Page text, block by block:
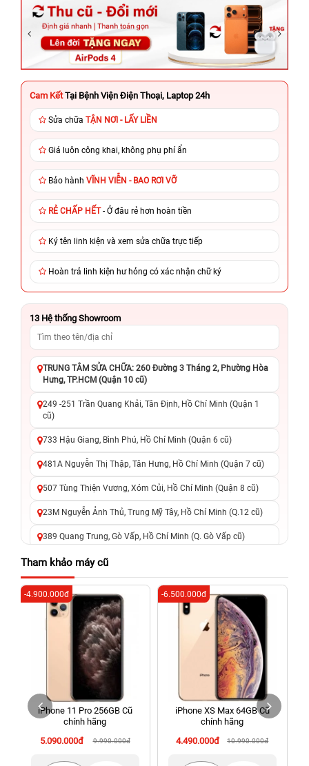
Cam Kết Tại Bệnh Viện Điện Thoại, Laptop 24h
Sửa chữa TẬN NƠI - LẤY LIỀN
Giá luôn công khai, không phụ phí ẩn
Bảo hành VĨNH VIỄN - BAO RƠI VỠ
RẺ CHẤP HẾT- Ở đâu rẻ hơn hoàn tiền
Ký tên linh kiện và xem sửa chữa trực tiếp
Hoàn trả linh kiện hư hỏng có xác nhận chữ ký
13 Hệ thống Showroom
TRUNG TÂM SỬA CHỮA: 260 Đường 3 Tháng 2, Phường Hòa
Hưng, TP.HCM (Quận 10 cũ)
249 -251 Trần Quang Khải, Tân Định, Hồ Chí Minh (Quận 1
cũ)
733 Hậu Giang, Bình Phú, Hồ Chí Minh (Quận 6 cũ)
481A Nguyễn Thị Thập, Tân Hưng, Hồ Chí Minh (Quận 7 cũ)
507 Tùng Thiện Vương, Xóm Củi, Hồ Chí Minh (Quận 8 cũ)
23M Nguyễn Ảnh Thủ, Trung Mỹ Tây, Hồ Chí Minh (Q.12 cũ)
389 Quang Trung, Gò Vấp, Hồ Chí Minh (Q. Gò Vấp cũ)
625 - 625A Âu Cơ, Tân Phú, Hồ Chí Minh (Quận Tân Phú cũ)
326 Lê Văn Việt, Tăng Nhơn Phú, Hồ Chí Minh (Q.9 TP. Thủ
Đức cũ)
256 Võ Văn Ngân, Thủ Đức, Hồ Chí Minh (Bình Thọ, TP. Thủ
Đức Cũ)
70 Nguyễn An Ninh, Dĩ An, Hồ Chí Minh (Bình Dương Cũ)
24h Vũng Tàu: 162A Ba Cu, Vũng Tàu, Hồ Chí Minh (TP. Vũng
Tàu cũ)
198 Hoàng Văn Thụ, Tân Sơn Nhất, Hồ Chí Minh (Tân Bình
Tham khảo máy cũ
iPhone 11 Pro 256GB Cũ
chính hãng
5.090.000đ
9.990.000đ
-4.900.000đ
iPhone XS Max 64GB Cũ
chính hãng
4.490.000đ
10.990.000đ
-6.500.000đ